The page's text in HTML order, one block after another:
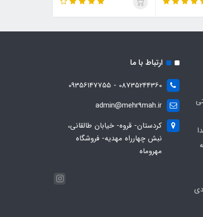
ارتباط با ما
08735244360 - 09356147755
admin@mehr9mah.ir
کردستان- قروه- خیابان طالقانی،
نبش چهارراه مهدیه- فروشگاه
مهروماه